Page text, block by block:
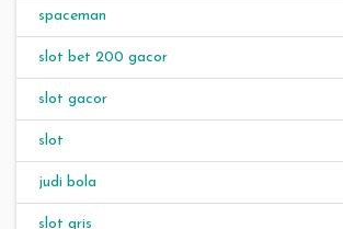
spaceman
slot bet 200 gacor
slot gacor
slot
judi bola
slot qris